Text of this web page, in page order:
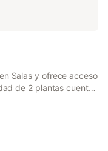
Salas y ofrece acceso
de 2 plantas cuenta
con capacidad
se incluyen una
También hay una